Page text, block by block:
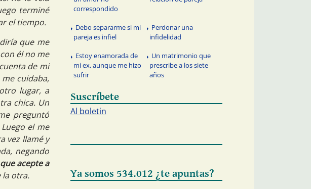
terminé
el tiempo.
que me
él no me
de mi
cuidaba,
lugar, a
chica. Un
preguntó
el me
vez llamé y
negando
acepte a
la otra.
correspondido
Debo separarme si mi
pareja es infiel
Perdonar una
infidelidad
Estoy enamorada de
mi ex, aunque me hizo
sufrir
Un matrimonio que
prescribe a los siete
años
Suscríbete
Al boletin
Ya somos 534.012 ¿te apuntas?